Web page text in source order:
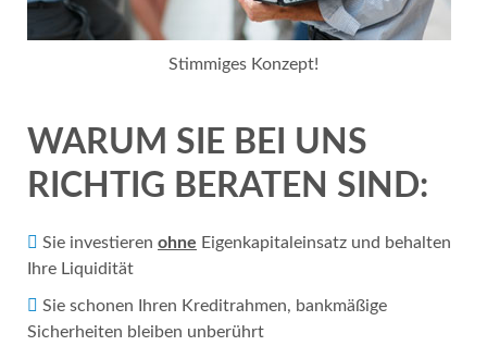
Stimmiges Konzept!
WARUM SIE BEI UNS
RICHTIG BERATEN SIND:
Sie investieren ohne Eigenkapitaleinsatz und behalten
Ihre Liquidität
Sie schonen Ihren Kreditrahmen, bankmäßige
Sicherheiten bleiben unberührt